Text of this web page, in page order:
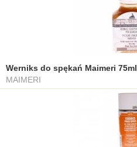
Werniks do spękań Maimeri 75ml
MAIMERI